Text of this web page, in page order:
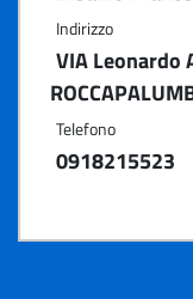
Indirizzo
VIA Leonardo
Telefono
0918215523